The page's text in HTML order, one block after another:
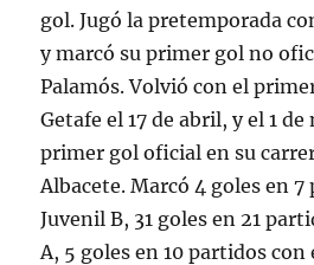
gol. Jugó la pretemporada
y marcó su primer gol no
Palamós. Volvió con el
Getafe el 17 de abril, y el 1
primer gol oficial en su
Albacete. Marcó 4 goles en
Juvenil B, 31 goles en 21
A, 5 goles en 10 partidos con